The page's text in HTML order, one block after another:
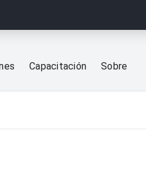
Capacitación Sobre